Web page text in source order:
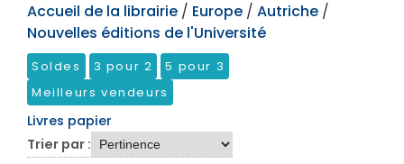
Accueil de la librairie / Europe / Autriche /
Nouvelles éditions de l'Université
Soldes 3 pour 2
5 pour 3
Meilleurs vendeurs
Livres papier
Trier par :